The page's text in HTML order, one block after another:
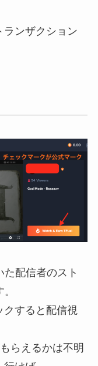
ランザクション
た配信者のスト
クすると配信視
らえるかは不明